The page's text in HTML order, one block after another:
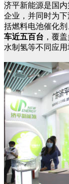
济平新能源是国
企业，并同时为
括燃料电池催化
车近五百台 ，覆
水制氢等不同应用